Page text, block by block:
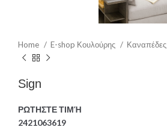
Home E-shop Κουλούρης Καναπέδες
Sign
ΡΩΤΗΣΤΕ ΤΙΜΉ
2421063619